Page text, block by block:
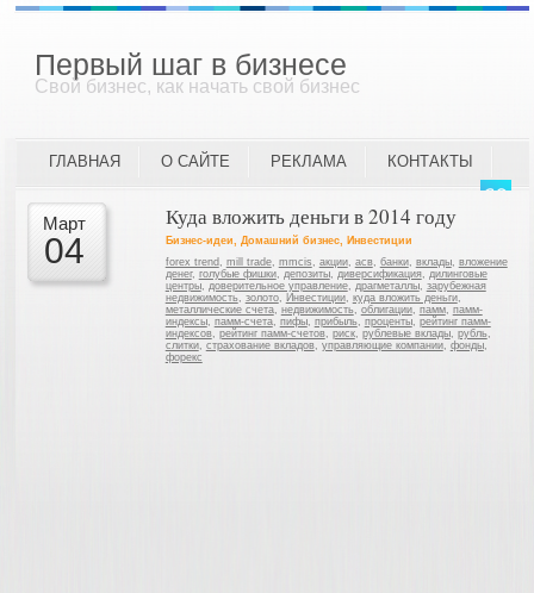
Первый шаг в бизнесе
Свой бизнес, как начать свой бизнес
ГЛАВНАЯ О САЙТЕ РЕКЛАМА КОНТАКТЫ
Март
04
Куда вложить деньги в 2014 году
Бизнес-идеи, Домашний бизнес, Инвестиции
forex trend , mill trade, mmcis , акции, асв, банки, вклады, вложение
денег, голубые фишки, депозиты, диверсификация, дилинговые
центры, доверительное управление, драгметаллы, зарубежная
недвижимость, золото, Инвестиции, куда вложить деньги,
металлические счета, недвижимость, облигации, памм, памм-
индексы, памм-счета, пифы, прибыль, проценты, рейтинг памм-
индексов, рейтинг памм-счетов, риск, рублевые вклады, рубль,
слитки, страхование вкладов, управляющие компании, фонды,
форекс